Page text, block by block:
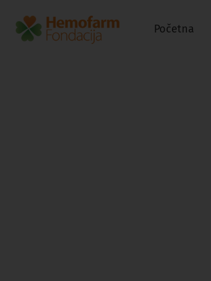
Početna